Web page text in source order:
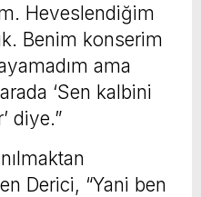
Heveslendiğim
Benim konserim
ama
‘Sen kalbini
diye.”
Derici, “Yani ben